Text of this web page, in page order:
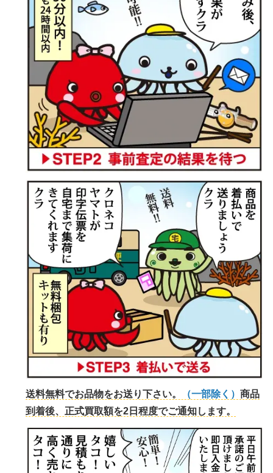
送料無料でお品物をお送り下さい。 （一部除く） 商品
到着後、正式買取額を2日程度でご通知します。